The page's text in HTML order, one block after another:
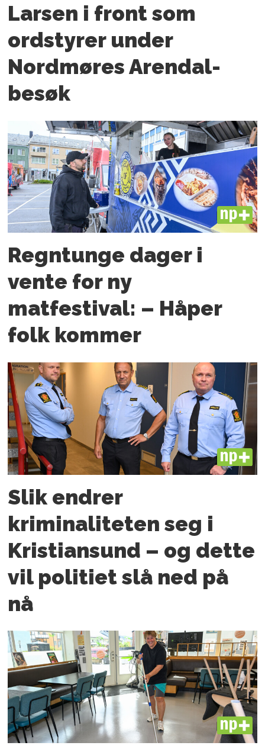
Larsen i front som
ordstyrer under
Nordmøres Arendal-
besøk
PLUS
Regntunge dager i
vente for ny
matfestival: – Håper
folk kommer
PLUS
Slik endrer
kriminaliteten seg i
Kristiansund – og dette
vil politiet slå ned på
nå
PLUS